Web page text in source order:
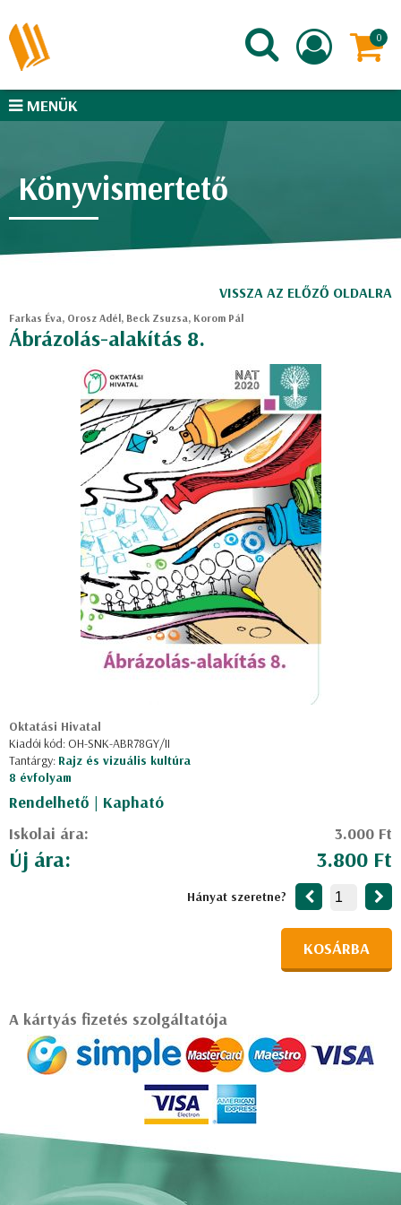
MENÜK
Könyvismertető
VISSZA AZ ELŐZŐ OLDALRA
Farkas Éva, Orosz Adél, Beck Zsuzsa, Korom Pál
Ábrázolás-alakítás 8.
Oktatási Hivatal
Kiadói kód: OH-SNK-ABR78GY/II
Tantárgy: Rajz és vizuális kultúra
8 évfolyam
Rendelhető | Kapható
Iskolai ára:
3.000 Ft
Új ára: 3.800 Ft
Hányat szeretne?
KOSÁRBA
A kártyás fizetés szolgáltatója